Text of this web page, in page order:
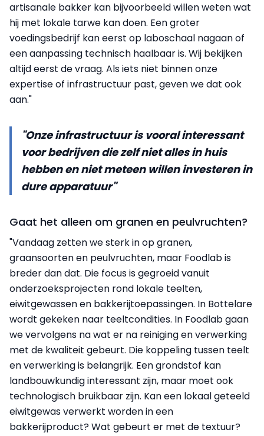
artisanale bakker kan bijvoorbeeld willen weten wat
hij met lokale tarwe kan doen. Een groter
voedingsbedrijf kan eerst op laboschaal nagaan of
een aanpassing technisch haalbaar is. Wij bekijken
altijd eerst de vraag. Als iets niet binnen onze
expertise of infrastructuur past, geven we dat ook
aan."
"Onze infrastructuur is vooral interessant
voor bedrijven die zelf niet alles in huis
hebben en niet meteen willen investeren in
dure apparatuur"
Gaat het alleen om granen en peulvruchten?
"Vandaag zetten we sterk in op granen,
graansoorten en peulvruchten, maar Foodlab is
breder dan dat. Die focus is gegroeid vanuit
onderzoeksprojecten rond lokale teelten,
eiwitgewassen en bakkerijtoepassingen. In Bottelare
wordt gekeken naar teeltcondities. In Foodlab gaan
we vervolgens na wat er na reiniging en verwerking
met de kwaliteit gebeurt. Die koppeling tussen teelt
en verwerking is belangrijk. Een grondstof kan
landbouwkundig interessant zijn, maar moet ook
technologisch bruikbaar zijn. Kan een lokaal geteeld
eiwitgewas verwerkt worden in een
bakkerijproduct? Wat gebeurt er met de textuur?